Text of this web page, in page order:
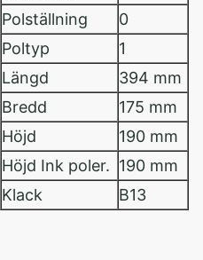
Polställning
0
Poltyp
1
Längd
394 mm
Bredd
175 mm
Höjd
190 mm
Höjd Ink poler. 190 mm
Klack
B13